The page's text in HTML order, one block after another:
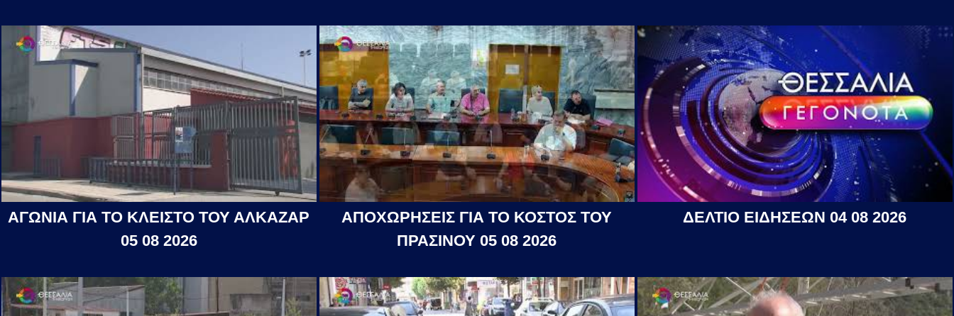
ΑΓΩΝΙΑ ΓΙΑ ΤΟ ΚΛΕΙΣΤΟ ΤΟΥ ΑΛΚΑΖΑΡ
05 08 2026
ΑΠΟΧΩΡΗΣΕΙΣ ΓΙΑ ΤΟ ΚΟΣΤΟΣ ΤΟΥ
ΠΡΑΣΙΝΟΥ 05 08 2026
ΔΕΛΤΙΟ ΕΙΔΗΣΕΩΝ 04 08 2026